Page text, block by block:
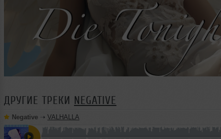
ДРУГИЕ ТРЕКИ NEGATIVE
Negative ➝ VALHALLA